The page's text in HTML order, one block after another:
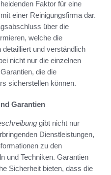
Faktor für eine
einer Reinigungsfirma dar.
über die
welche die
und verständlich
nicht nur die einzelnen
die die
sicherstellen können.
Garantien
gibt nicht nur
Dienstleistungen,
zu den
und Techniken. Garantien
Sicherheit bieten, dass die